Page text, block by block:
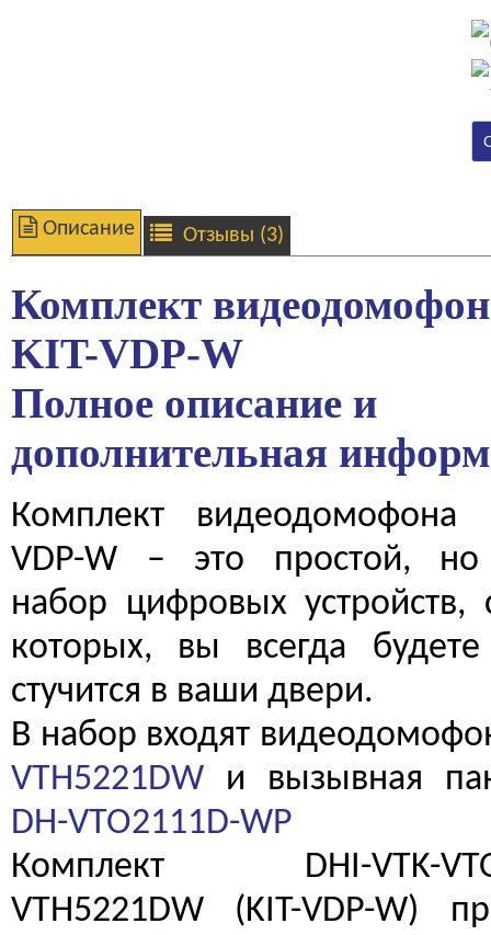
Описание Отзывы (3)
Комплект
KIT-VDP-W
Полное описание и
дополнительная
Комплект видеодомофона
VDP-W – это простой,
набор цифровых
которых, вы всегда
стучится в ваши двери.
В набор входят
VTH5221DW и вызывная
DH-VTO2111D-WP
Комплект DHI-VTK-
VTH5221DW (KIT-VDP-W)